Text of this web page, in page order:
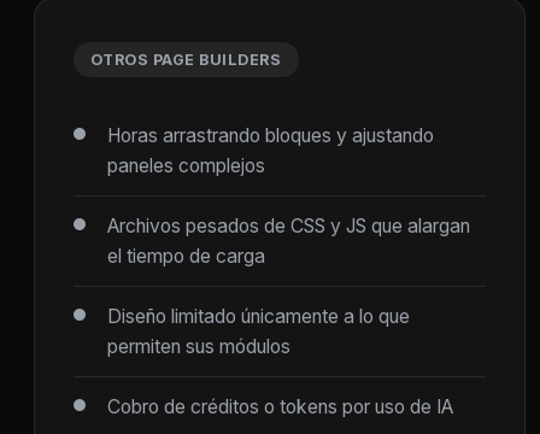
OTROS PAGE BUILDERS
Horas arrastrando bloques y ajustando
paneles complejos
Archivos pesados de CSS y JS que alargan
el tiempo de carga
Diseño limitado únicamente a lo que
permiten sus módulos
Cobro de créditos o tokens por uso de IA